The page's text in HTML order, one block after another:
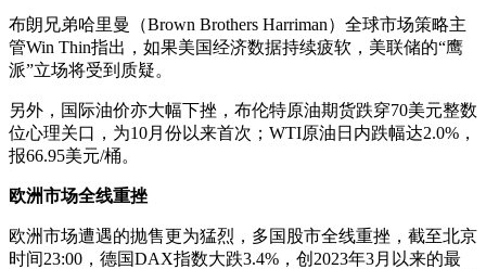
布朗兄弟哈里曼（Brown Brothers Harriman）全球市场策略主
管Win Thin指出，如果美国经济数据持续疲软，美联储的“鹰
派”立场将受到质疑。
另外，国际油价亦大幅下挫，布伦特原油期货跌穿70美元整数
位心理关口，为10月份以来首次；WTI原油日内跌幅达2.0%，
报66.95美元/桶。
欧洲市场全线重挫
欧洲市场遭遇的抛售更为猛烈，多国股市全线重挫，截至北京
时间23:00，德国DAX指数大跌3.4%，创2023年3月以来的最